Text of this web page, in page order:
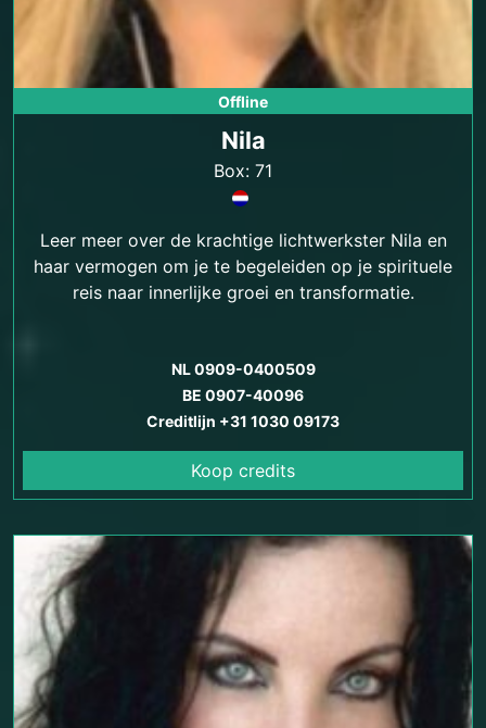
Offline
Nila
Box: 71
Leer meer over de krachtige lichtwerkster Nila en
haar vermogen om je te begeleiden op je spirituele
reis naar innerlijke groei en transformatie.
NL 0909-0400509
BE 0907-40096
Creditlijn +31 1030 09173
Koop credits